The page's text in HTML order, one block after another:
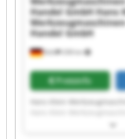
Bühl 208 km
Handel GmbHHans
Handel GmbH
Preisinfo
Hans Klein
Hans Klein